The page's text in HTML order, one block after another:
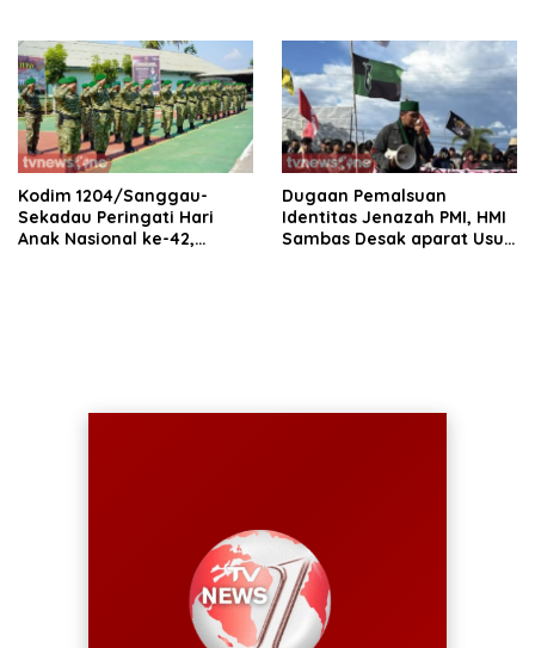
Kodim 1204/Sanggau-
Sekadau Peringati Hari
Anak Nasional ke-42,
Dugaan Pemalsuan
Identitas Jenazah PMI, HMI
Sambas Desak aparat Usut